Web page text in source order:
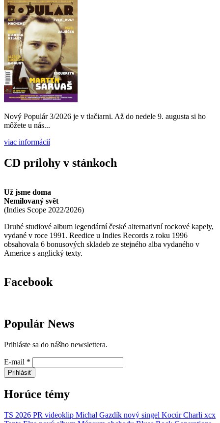
Nový Populár 3/2026 je v tlačiarni. Až do nedele 9. augusta si ho
môžete u nás...
viac informácií
CD prílohy v stánkoch
Už jsme doma
Nemilovaný svět
(Indies Scope 2022/2026)
Druhé studiové album legendární české alternativní rockové kapely,
vydané v roce 1991. Reedice u Indies Records z roku 1996
obsahovala 6 bonusových skladeb ze stejného alba vydaného v
Americe s anglický texty.
Facebook
Populár News
Prihláste sa do nášho newslettera.
E-mail *
Prihlásiť
Horúce témy
TS 2026 PR videoklip Michal Gazdík nový singel Kocúr Charli xcx